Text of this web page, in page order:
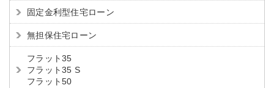
固定金利型住宅ローン
無担保住宅ローン
フラット35
フラット35 S
フラット50